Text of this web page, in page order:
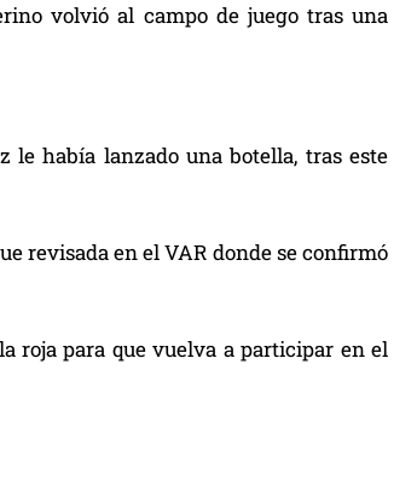
volvió al campo de juego tras una
le había lanzado una botella, tras este
revisada en el VAR donde se confirmó
roja para que vuelva a participar en el